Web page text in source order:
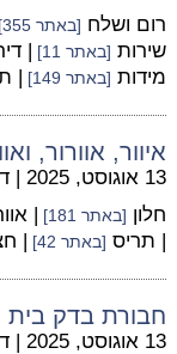
רום ושלח [באתר 355]
שירות [באתר 11] |
מידות [באתר 149] |
איוור, אוורור,
13 אוגוסט, 2025 |
חלון [באתר 181] |
| תריס [באתר 42] |
חבורת בדק בית
13 אוגוסט, 2025 |